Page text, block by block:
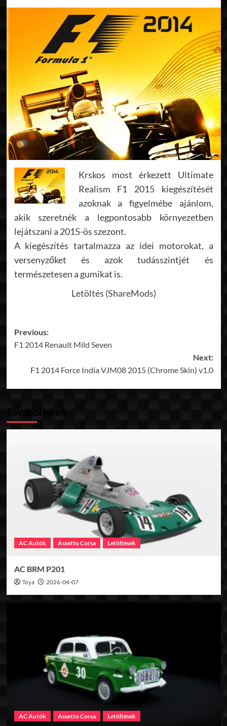
Krskos most érkezett Ultimate
Realism F1 2015 kiegészítését
azoknak a figyelmébe ajánlom,
akik szeretnék a legpontosabb környezetben
lejátszani a 2015-ös szezont.
A kiegészítés tartalmazza az idei motorokat, a
versenyzőket és azok tudásszintjét és
természetesen a gumikat is.
Letöltés (ShareMods)
Post
navigation
Previous:
F1 2014 Renault Mild Seven
Next:
F1 2014 Force India VJM08 2015 (Chrome Skin) v1.0
AC Autók Assetto Corsa Letöltések
AC BRM P201
Toya 2026-04-07
AC Autók Assetto Corsa Letöltések